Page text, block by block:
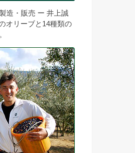
造・販売 ー 井上誠
オリーブと14種類の